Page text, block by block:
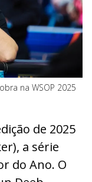
na WSOP 2025
de 2025
a série
do Ano. O